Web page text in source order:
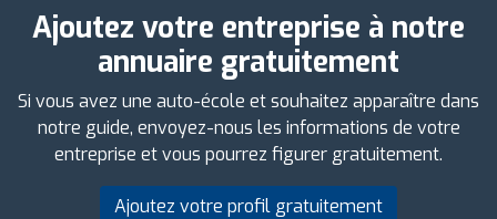
Ajoutez votre entreprise à notre
annuaire gratuitement
Si vous avez une auto-école et souhaitez apparaître dans
notre guide, envoyez-nous les informations de votre
entreprise et vous pourrez figurer gratuitement.
Ajoutez votre profil gratuitement